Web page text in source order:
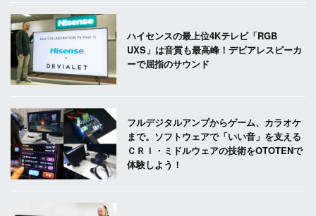
ハイセンスの最上位4Kテレビ「RGB
UXS」は音質も最高峰！デビアレスピーカ
ーで屈指のサウンド
フルデジタルアンプからゲーム、カラオケ
まで。ソフトウェアで「いい音」を支える
ＣＲＩ・ミドルウェアの技術をOTOTENで
体験しよう！